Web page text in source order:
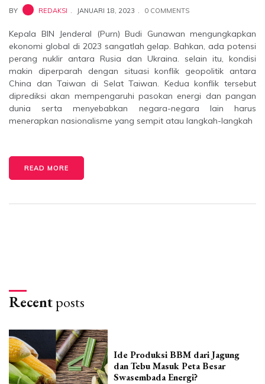
BY REDAKSI JANUARI 18, 2023 0 COMMENTS
Kepala BIN Jenderal (Purn) Budi Gunawan mengungkapkan
ekonomi global di 2023 sangatlah gelap. Bahkan, ada potensi
perang nuklir antara Rusia dan Ukraina. selain itu, kondisi
makin diperparah dengan situasi konflik geopolitik antara
China dan Taiwan di Selat Taiwan. Kedua konflik tersebut
diprediksi akan mempengaruhi pasokan energi dan pangan
dunia serta menyebabkan negara-negara lain harus
menerapkan nasionalisme yang sempit atau langkah-langkah
READ MORE
Recentposts
Ide Produksi BBM dari Jagung
dan Tebu Masuk Peta Besar
Swasembada Energi?